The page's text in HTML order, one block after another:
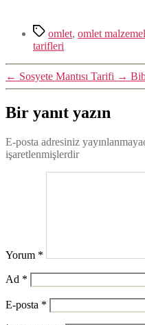
Etiketler
omlet, omlet
tarifleri
← Sosyete Mantısı Tarifi →
Bir yanıt yazın
E-posta adresiniz
işaretlenmişlerdir
Yorum *
Ad *
E-posta *